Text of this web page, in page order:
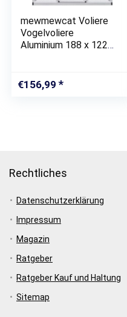
mewmewcat Voliere
Vogelvoliere
Aluminium 188 x 122
€156,99
Rechtliches
Datenschutzerklärung
Impressum
Magazin
Ratgeber
Ratgeber Kauf und Haltung
Sitemap